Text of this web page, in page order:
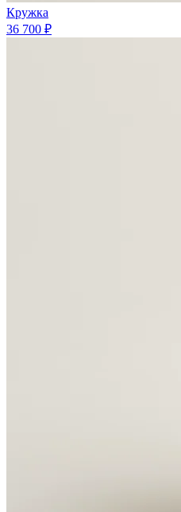
Кружка
36 700 ₽